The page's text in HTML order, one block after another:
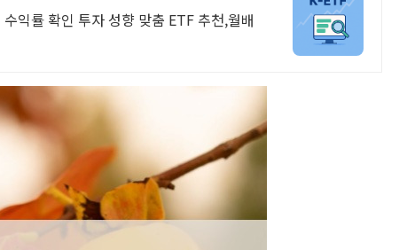
익률 확인 투자 성향 맞춤 ETF 추천,월배